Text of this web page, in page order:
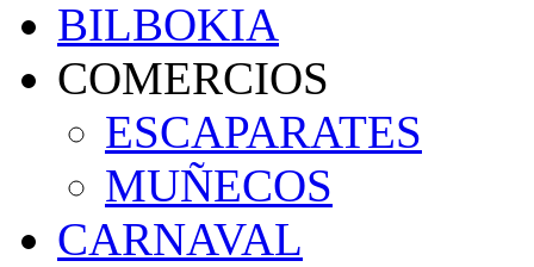
BILBOKIA
COMERCIOS
ESCAPARATES
MUÑECOS
CARNAVAL